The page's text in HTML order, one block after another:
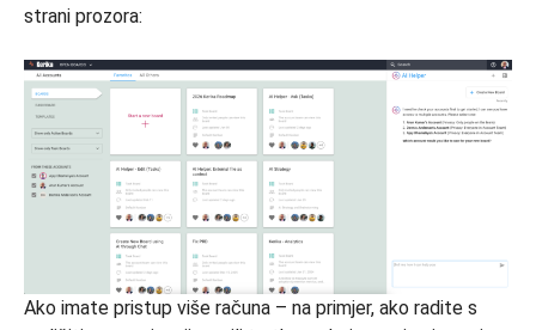
strani prozora:
Ako imate pristup više računa – na primjer, ako radite s